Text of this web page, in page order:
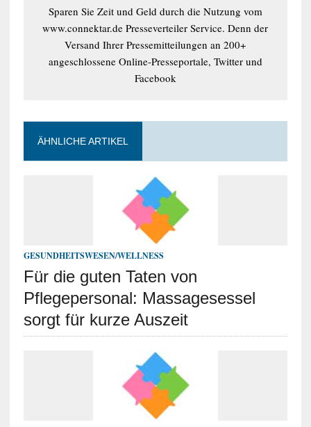
Sparen Sie Zeit und Geld durch die Nutzung vom
www.connektar.de Presseverteiler Service. Denn der
Versand Ihrer Pressemitteilungen an 200+
angeschlossene Online-Presseportale, Twitter und
Facebook
ÄHNLICHE ARTIKEL
GESUNDHEITSWESEN/WELLNESS
Für die guten Taten von
Pflegepersonal: Massagesessel
sorgt für kurze Auszeit